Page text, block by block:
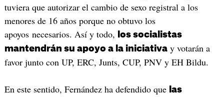
tuviera que autorizar el cambio de sexo registral a los
menores de 16 años porque no obtuvo los
apoyos necesarios. Así y todo,
los socialistas
mantendrán su apoyo a la iniciativay votarán a
favor junto con UP, ERC, Junts, CUP, PNV y EH Bildu.
En este sentido, Fernández ha defendido que las